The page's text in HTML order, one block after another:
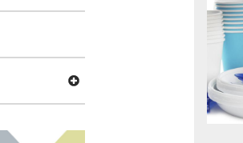
Avaa valikko Seuraa